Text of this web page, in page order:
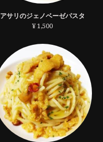
アサリのジェノベーゼパスタ
¥ 1,500